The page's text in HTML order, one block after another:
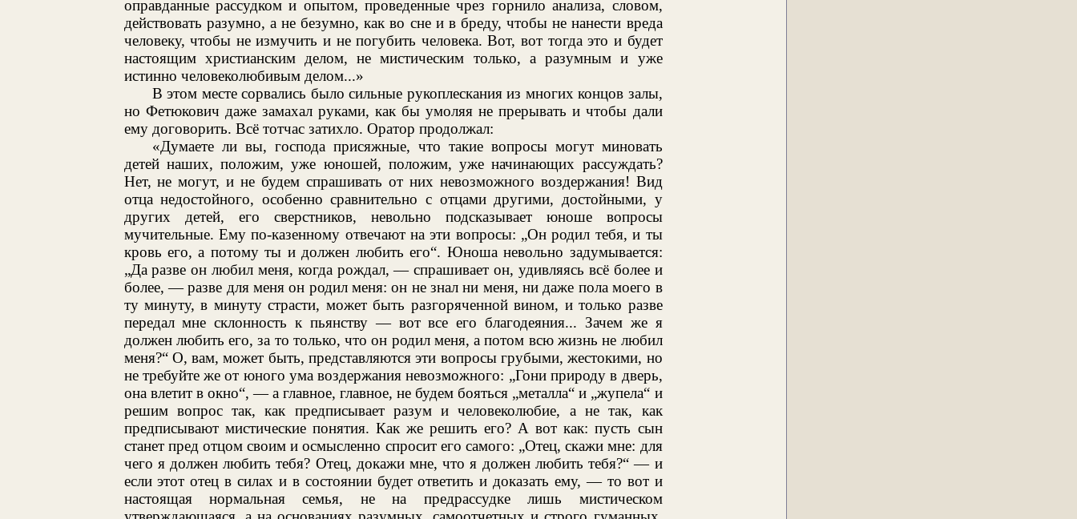
оправданные рассудком и опытом, проведенные чрез горнило анализа, словом,
действовать разумно, а не безумно, как во сне и в бреду, чтобы не нанести вреда
человеку, чтобы не измучить и не погубить человека. Вот, вот тогда это и будет
настоящим христианским делом, не мистическим только, а разумным и уже
истинно человеколюбивым делом...»
В этом месте сорвались было сильные рукоплескания из многих концов залы,
но Фетюкович даже замахал руками, как бы умоляя не прерывать и чтобы дали
ему договорить. Всё тотчас затихло. Оратор продолжал:
«Думаете ли вы, господа присяжные, что такие вопросы могут миновать
детей наших, положим, уже юношей, положим, уже начинающих рассуждать?
Нет, не могут, и не будем спрашивать от них невозможного воздержания! Вид
отца недостойного, особенно сравнительно с отцами другими, достойными, у
других детей, его сверстников, невольно подсказывает юноше вопросы
мучительные. Ему по-казенному отвечают на эти вопросы: „Он родил тебя, и ты
кровь его, а потому ты и должен любить его“. Юноша невольно задумывается:
„Да разве он любил меня, когда рождал, — спрашивает он, удивляясь всё более и
более, — разве для меня он родил меня: он не знал ни меня, ни даже пола моего в
ту минуту, в минуту страсти, может быть разгоряченной вином, и только разве
передал мне склонность к пьянству — вот все его благодеяния... Зачем же я
должен любить его, за то только, что он родил меня, а потом всю жизнь не любил
меня?“ О, вам, может быть, представляются эти вопросы грубыми, жестокими, но
не требуйте же от юного ума воздержания невозможного: „Гони природу в дверь,
она влетит в окно“, — а главное, главное, не будем бояться „металла“ и „жупела“ и
решим вопрос так, как предписывает разум и человеколюбие, а не так, как
предписывают мистические понятия. Как же решить его? А вот как: пусть сын
станет пред отцом своим и осмысленно спросит его самого: „Отец, скажи мне: для
чего я должен любить тебя? Отец, докажи мне, что я должен любить тебя?“ — и
если этот отец в силах и в состоянии будет ответить и доказать ему, — то вот и
настоящая нормальная семья, не на предрассудке лишь мистическом